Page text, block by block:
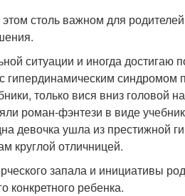
столь важном для
ситуации и иногда достигаю
гипердинамическим
только вися вниз головой
роман-фэнтези в виде
девочка ушла из престижной
круглой отличницей.
запала и инициативы
конкретного ребенка.